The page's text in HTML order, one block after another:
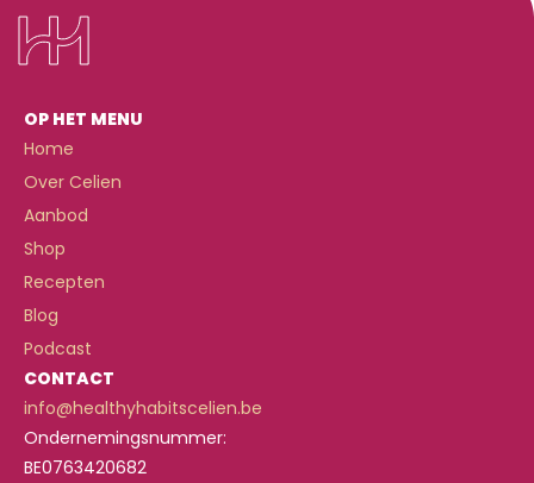
OP HET MENU
Home
Over Celien
Aanbod
Shop
Recepten
Blog
Podcast
CONTACT
info@healthyhabitscelien.be
Ondernemingsnummer:
BE0763420682